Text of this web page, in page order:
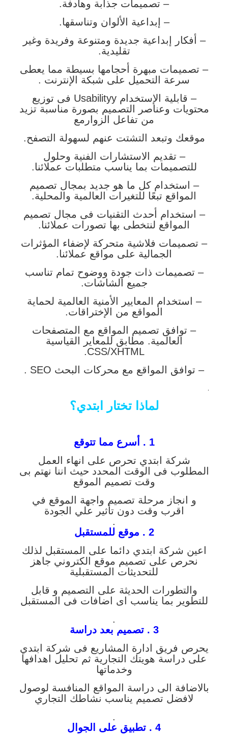
– تصميمات جذابة وهادفة.
– إبداعية الألوان وتناسقها.
– أفكار إبداعية جديدة ومتنوعة وفريدة وغير
تقليدية.
– تصميمات مبهرة أحجامها بسيطة مما يعطى
سرعة التحميل على شبكة الإنترنت .
– قابلية الإستخدام Usabilityy فى توزيع
محتويات وعناصر التصميم بصورة مناسبة تزيد
من تفاعل الزوارمع
موقعك وتبعد التشتت عنهم لسهولة التصفح.
– تقديم الاستشارات الفنية وحلول
للتصميمات بما يناسب متطلبات عملائنا.
– استخدام كل ما هو جديد بمجال تصميم
المواقع تبعًا للتغيرات العالمية والمحلية.
– استخدام أحدث التقنيات فى مجال تصميم
المواقع لنتخطى بها تصورات عملائنا.
– تصميمات فلاشية متحركة لإضفاء المؤثرات
الجمالية على مواقع عملائنا.
– تصميمات ذات جودة ووضوح تمام تناسب
جميع الشاشات.
– استخدام المعايير الأمنية العالمية لحماية
المواقع من الإختراقات.
– توافق تصميم المواقع مع المتصفحات
العالمية. مطابق للمعاير القياسية
CSS/XHTML.
– توافق المواقع مع محركات البحث SEO .
.
لماذا تختار ابتدي؟
1 . أسرع مما تتوقع
شركة ابتدي تحرص على انهاء العمل
المطلوب فى الوقت المحدد حيث اننا نهتم بى
وقت تصميم الموقع
و انجاز مرحلة تصميم واجهة الموقع في
اقرب وقت دون تأثير علي الجودة
.
2 . موقع للمستقبل
اعين شركة ابتدي دائما على المستقبل لذلك
نحرص على تصميم موقع الكتروني جاهز
للتحديثات المستقبلية
والتطورات الحديثة على التصميم و قابل
للتطوير بما يناسب اى اضافات فى المستقبل
.
3 . تصميم بعد دراسة
يحرص فريق ادارة المشاريع فى شركة ابتدي
على دراسة هويتك التجارية ثم تحليل اهدافها
وخدماتها
بالاضافة الى دراسة المواقع المنافسة لوصول
لافضل تصميم يناسب نشاطك التجاري
.
4 . تطبيق على الجوال